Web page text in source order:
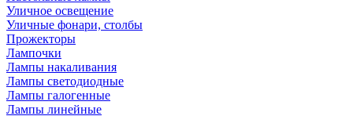
Уличное освещение
Уличные фонари, столбы
Прожекторы
Лампочки
Лампы накаливания
Лампы светодиодные
Лампы галогенные
Лампы линейные